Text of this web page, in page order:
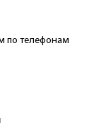
по телефонам
sends e-mail)